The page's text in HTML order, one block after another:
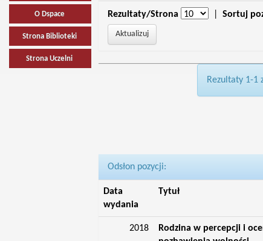
O Dspace
Strona Biblioteki
Strona Uczelni
Rezultaty/Strona Sortuj
Rezultaty 1-1
Odsłon pozycji:
Data
wydania
Tytuł
2018
Rodzina w percepcji i